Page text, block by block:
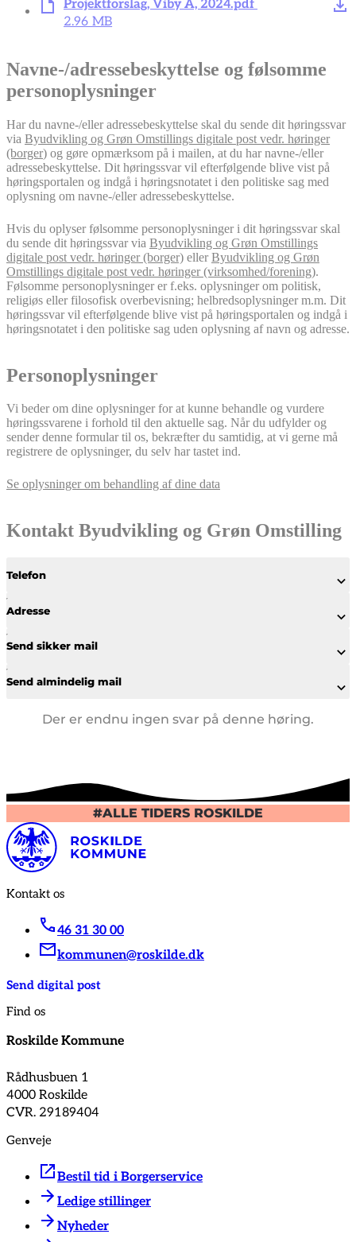
Projektforslag, Viby Å, 2024.pdf
2.96 MB
Navne-/adressebeskyttelse og følsomme
personoplysninger
Har du navne-/eller adressebeskyttelse skal du sende dit høringssvar
via Byudvikling og Grøn Omstillings digitale post vedr. høringer
(borger) og gøre opmærksom på i mailen, at du har navne-/eller
adressebeskyttelse. Dit høringssvar vil efterfølgende blive vist på
høringsportalen og indgå i høringsnotatet i den politiske sag med
oplysning om navne-/eller adressebeskyttelse.
Hvis du oplyser følsomme personoplysninger i dit høringssvar skal
du sende dit høringssvar via Byudvikling og Grøn Omstillings
digitale post vedr. høringer (borger) ellerByudvikling og Grøn
Omstillings digitale post vedr. høringer (virksomhed/forening).
Følsomme personoplysninger er f.eks. oplysninger om politisk,
religiøs eller filosofisk overbevisning; helbredsoplysninger m.m. Dit
høringssvar vil efterfølgende blive vist på høringsportalen og indgå i
høringsnotatet i den politiske sag uden oplysning af navn og adresse.
Personoplysninger
Vi beder om dine oplysninger for at kunne behandle og vurdere
høringssvarene i forhold til den aktuelle sag. Når du udfylder og
sender denne formular til os, bekræfter du samtidig, at vi gerne må
registrere de oplysninger, du selv har tastet ind.
Se oplysninger om behandling af dine data
Kontakt Byudvikling og Grøn Omstilling
Telefon
Adresse
Send sikker mail
Send almindelig mail
Der er endnu ingen svar på denne høring.
#ALLE TIDERS ROSKILDE
Kontakt os
46 31 30 00
kommunen@roskilde.dk
Send digital post
Find os
Roskilde Kommune
Rådhusbuen 1
4000 Roskilde
CVR. 29189404
Genveje
Bestil tid i Borgerservice
Ledige stillinger
Nyheder